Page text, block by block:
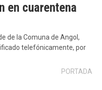
en cuarentena
de la Comuna de Angol,
telefónicamente, por
PORTADA